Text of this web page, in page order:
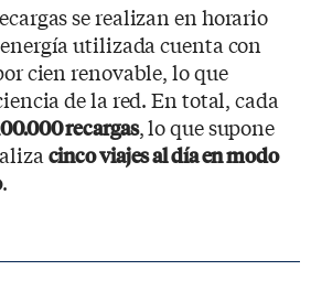
se realizan en horario
utilizada cuenta con
cien renovable, lo que
de la red. En total, cada
recargas, lo que supone
cinco viajes al día en modo
.